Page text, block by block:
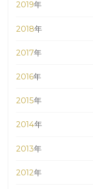
2019年
2018年
2017年
2016年
2015年
2014年
2013年
2012年